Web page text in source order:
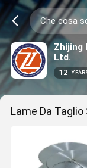
Zhijing
Ltd.
12
Lame Da Taglio